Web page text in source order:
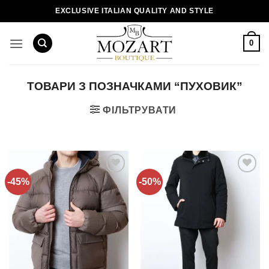
EXCLUSIVE ITALIAN QUALITY AND STYLE
0
ТОВАРИ З ПОЗНАЧКАМИ “ПУХОВИК”
ФІЛЬТРУВАТИ
-45%
Додати
до
списку
бажань!
-50%